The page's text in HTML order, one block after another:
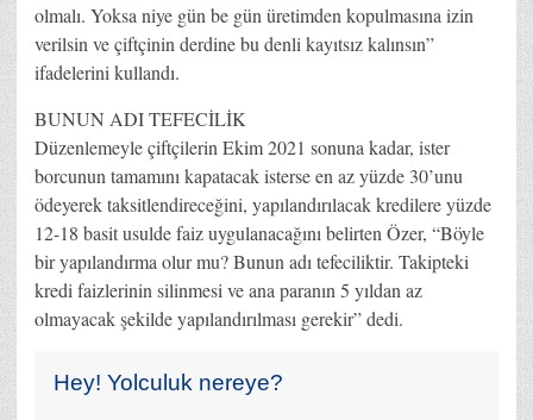
olmalı. Yoksa niye gün be gün üretimden kopulmasına izin
verilsin ve çiftçinin derdine bu denli kayıtsız kalınsın”
ifadelerini kullandı.
BUNUN ADI TEFECİLİK
Düzenlemeyle çiftçilerin Ekim 2021 sonuna kadar, ister
borcunun tamamını kapatacak isterse en az yüzde 30’unu
ödeyerek taksitlendireceğini, yapılandırılacak kredilere yüzde
12-18 basit usulde faiz uygulanacağını belirten Özer, “Böyle
bir yapılandırma olur mu? Bunun adı tefeciliktir. Takipteki
kredi faizlerinin silinmesi ve ana paranın 5 yıldan az
olmayacak şekilde yapılandırılması gerekir” dedi.
Hey! Yolculuk nereye?